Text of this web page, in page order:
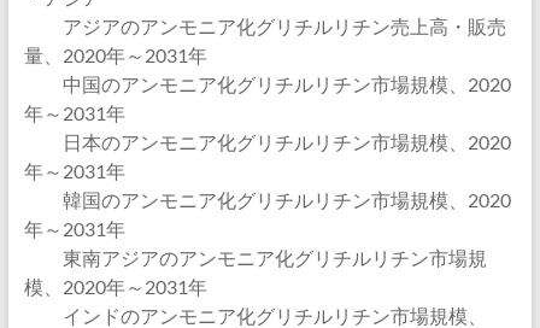
アジアのアンモニア化グリチルリチン売上高・販売
量、2020年～2031年
中国のアンモニア化グリチルリチン市場規模、2020
年～2031年
日本のアンモニア化グリチルリチン市場規模、2020
年～2031年
韓国のアンモニア化グリチルリチン市場規模、2020
年～2031年
東南アジアのアンモニア化グリチルリチン市場規
模、2020年～2031年
インドのアンモニア化グリチルリチン市場規模、